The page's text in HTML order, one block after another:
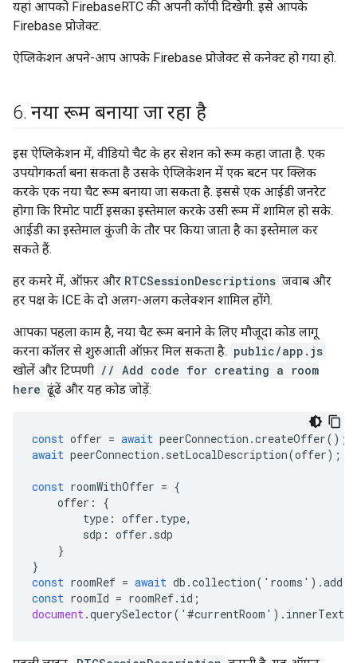
यहां आपको FirebaseRTC की अपनी कॉपी दिखेगी. इसे आपके
Firebase प्रोजेक्ट.
ऐप्लिकेशन अपने-आप आपके Firebase प्रोजेक्ट से कनेक्ट हो गया हो.
6. नया रूम बनाया जा रहा है
इस ऐप्लिकेशन में, वीडियो चैट के हर सेशन को रूम कहा जाता है. एक
उपयोगकर्ता बना सकता है उसके ऐप्लिकेशन में एक बटन पर क्लिक
करके एक नया चैट रूम बनाया जा सकता है. इससे एक आईडी जनरेट
होगा कि रिमोट पार्टी इसका इस्तेमाल करके उसी रूम में शामिल हो सके.
आईडी का इस्तेमाल कुंजी के तौर पर किया जाता है का इस्तेमाल कर
सकते हैं.
हर कमरे में, ऑफ़र और RTCSessionDescriptions जवाब और
हर पक्ष के ICE के दो अलग-अलग कलेक्शन शामिल होंगे.
आपका पहला काम है, नया चैट रूम बनाने के लिए मौजूदा कोड लागू
करना कॉलर से शुरुआती ऑफ़र मिल सकता है. public/app.js
खोलें और टिप्पणी // Add code for creating a room
here ढूंढें और यह कोड जोड़ें:
const offer = await peerConnection .createOffer();
await peerConnection . setLocalDescription(offer);
const roomWithOffer = {
offer :
{
type : offer . type,
sdp : offer . sdp
}
}
const roomRef = await db .collection( ' rooms ' ).add
const roomId = roomRef. id ;
document.querySelector( ' #currentRoom ' ). innerText